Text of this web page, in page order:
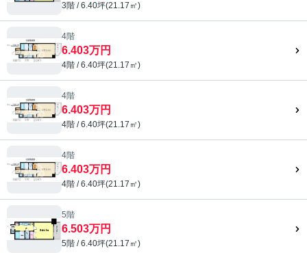
3階 / 6.40坪(21.17㎡)
4階
6.403万円
4階 / 6.40坪(21.17㎡)
4階
6.403万円
4階 / 6.40坪(21.17㎡)
4階
6.403万円
4階 / 6.40坪(21.17㎡)
5階
6.503万円
5階 / 6.40坪(21.17㎡)